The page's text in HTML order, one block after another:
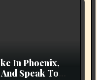
In Phoenix,
Speak To